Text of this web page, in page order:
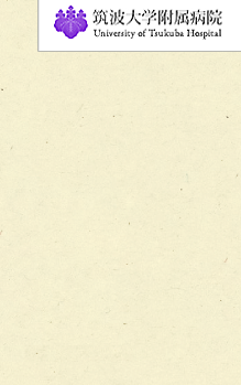
チーム05【せん妄
チーム06【外来化
チーム07【病院職
チーム08【地域
チーム09【術前か
ム】
チーム10【包括
チーム11【摂食・